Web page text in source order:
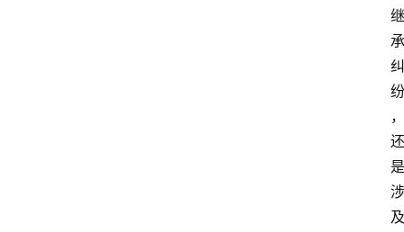
继
承
纠
纷
，
还
是
涉
及